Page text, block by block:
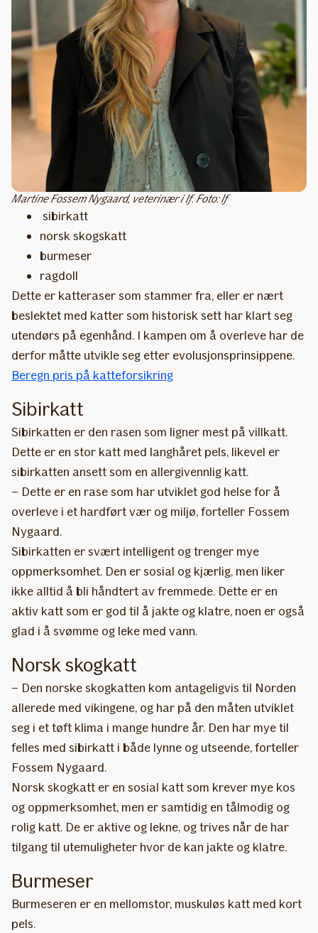
Martine Fossem Nygaard, veterinær i If. Foto: If
sibirkatt
norsk skogskatt
burmeser
ragdoll
Dette er katteraser som stammer fra, eller er nært
beslektet med katter som historisk sett har klart seg
utendørs på egenhånd. I kampen om å overleve har de
derfor måtte utvikle seg etter evolusjonsprinsippene.
Beregn pris på katteforsikring
Sibirkatt
Sibirkatten er den rasen som ligner mest på villkatt.
Dette er en stor katt med langhåret pels, likevel er
sibirkatten ansett som en allergivennlig katt.
– Dette er en rase som har utviklet god helse for å
overleve i et hardført vær og miljø, forteller Fossem
Nygaard.
Sibirkatten er svært intelligent og trenger mye
oppmerksomhet. Den er sosial og kjærlig, men liker
ikke alltid å bli håndtert av fremmede. Dette er en
aktiv katt som er god til å jakte og klatre, noen er også
glad i å svømme og leke med vann.
Norsk skogkatt
– Den norske skogkatten kom antageligvis til Norden
allerede med vikingene, og har på den måten utviklet
seg i et tøft klima i mange hundre år. Den har mye til
felles med sibirkatt i både lynne og utseende, forteller
Fossem Nygaard.
Norsk skogkatt er en sosial katt som krever mye kos
og oppmerksomhet, men er samtidig en tålmodig og
rolig katt. De er aktive og lekne, og trives når de har
tilgang til utemuligheter hvor de kan jakte og klatre.
Burmeser
Burmeseren er en mellomstor, muskuløs katt med kort
pels.